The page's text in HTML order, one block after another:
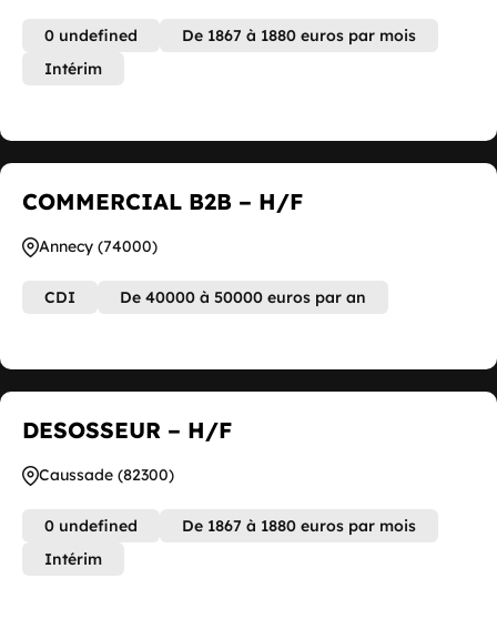
0 undefined
De 1867 à 1880 euros par mois
Intérim
COMMERCIAL B2B – H/F
Annecy (74000)
CDI De 40000 à 50000 euros par an
DESOSSEUR – H/F
Caussade (82300)
0 undefined
De 1867 à 1880 euros par mois
Intérim